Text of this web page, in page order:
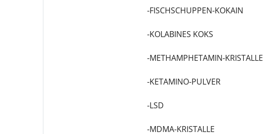
-FISCHSCHUPPEN-KOKAIN
-KOLABINES KOKS
-METHAMPHETAMIN-KRISTALLE
-KETAMINO-PULVER
-LSD
-MDMA-KRISTALLE